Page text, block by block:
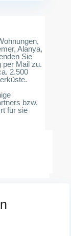
Alanya,
Sie
per Mail zu.
2.500
bzw.
für sie